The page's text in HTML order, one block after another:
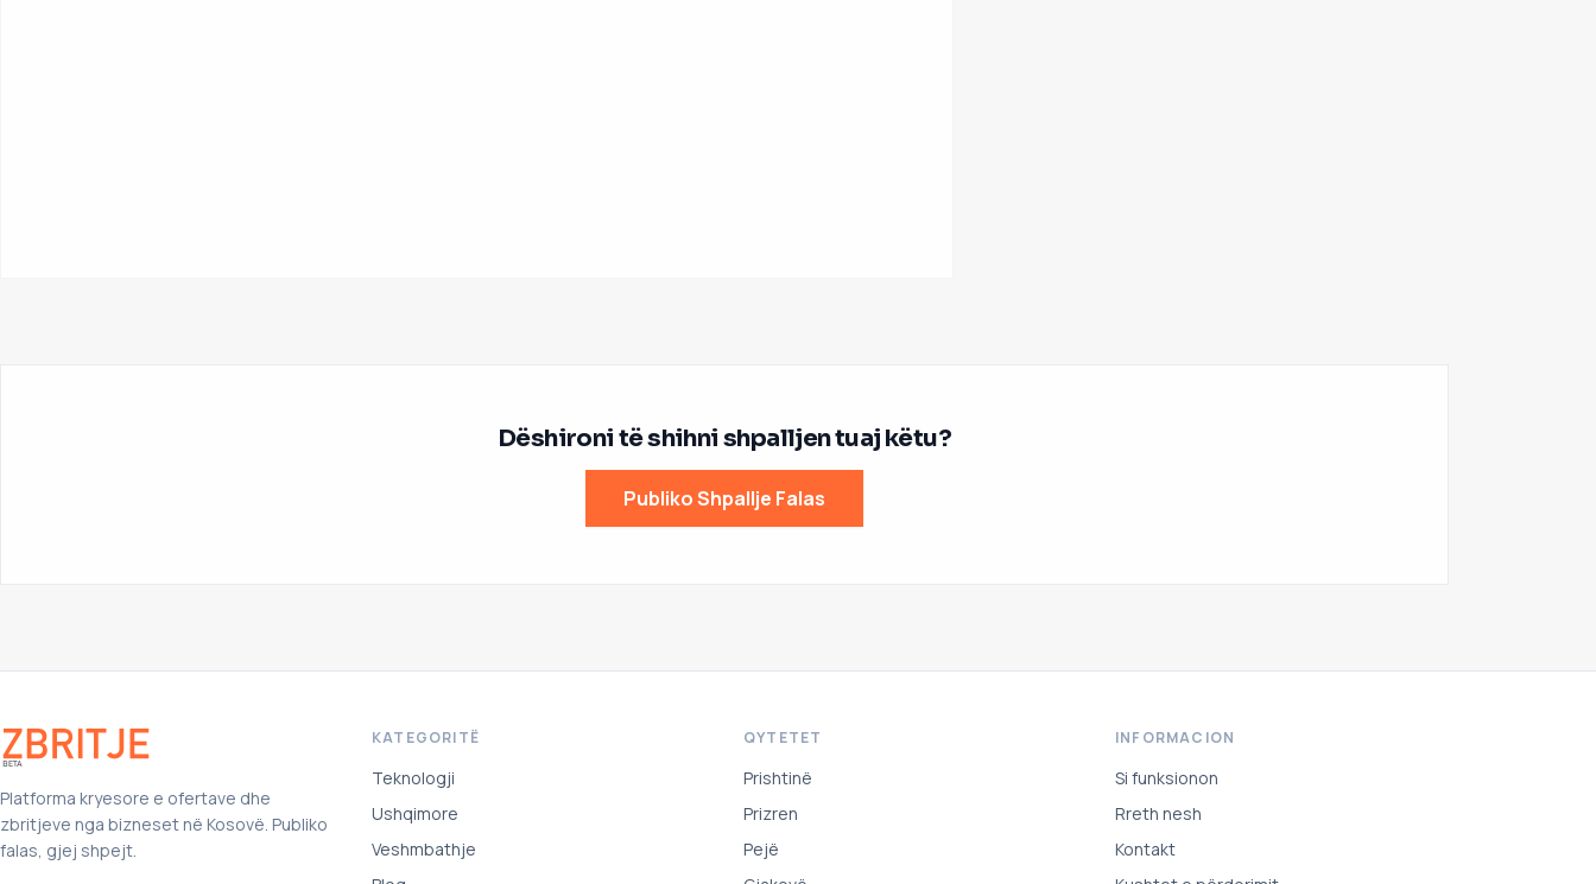
Dëshironi të shihni shpalljen tuaj këtu?
Publiko Shpallje Falas
Platforma kryesore e ofertave dhe
zbritjeve nga bizneset në Kosovë. Publiko
falas, gjej shpejt.
KATEGORITË
Teknologji
Ushqimore
Veshmbathje
QYTETET
Prishtinë
Prizren
Pejë
INFORMACION
Si funksionon
Rreth nesh
Kontakt